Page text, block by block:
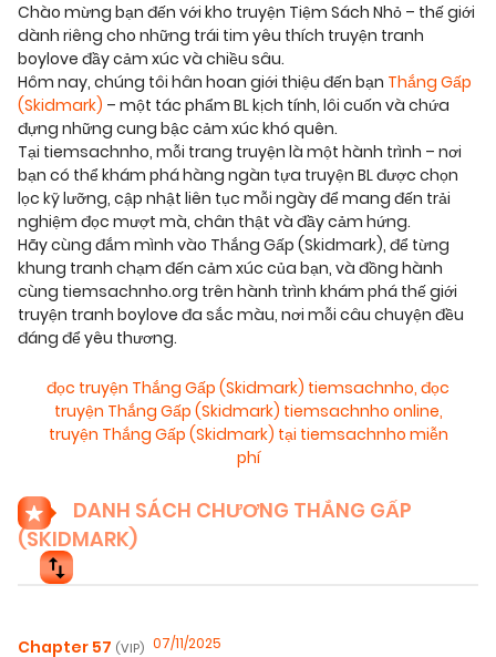
Chào mừng bạn đến với kho truyện Tiệm Sách Nhỏ – thế giới
dành riêng cho những trái tim yêu thích truyện tranh
boylove đầy cảm xúc và chiều sâu.
Hôm nay, chúng tôi hân hoan giới thiệu đến bạn Thắng Gấp
(Skidmark) – một tác phẩm BL kịch tính, lôi cuốn và chứa
đựng những cung bậc cảm xúc khó quên.
Tại tiemsachnho, mỗi trang truyện là một hành trình – nơi
bạn có thể khám phá hàng ngàn tựa truyện BL được chọn
lọc kỹ lưỡng, cập nhật liên tục mỗi ngày để mang đến trải
nghiệm đọc mượt mà, chân thật và đầy cảm hứng.
Hãy cùng đắm mình vào Thắng Gấp (Skidmark), để từng
khung tranh chạm đến cảm xúc của bạn, và đồng hành
cùng tiemsachnho.org trên hành trình khám phá thế giới
truyện tranh boylove đa sắc màu, nơi mỗi câu chuyện đều
đáng để yêu thương.
đọc truyện Thắng Gấp (Skidmark) tiemsachnho, đọc
truyện Thắng Gấp (Skidmark) tiemsachnho online,
truyện Thắng Gấp (Skidmark) tại tiemsachnho miễn
phí
DANH SÁCH CHƯƠNG THẮNG GẤP
(SKIDMARK)
Chapter 57 (VIP) 07/11/2025